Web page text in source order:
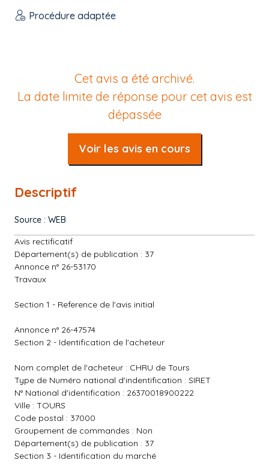
Procédure adaptée
Cet avis a été archivé.
La date limite de réponse pour cet avis est
dépassée
Voir les avis en cours
Descriptif
Source : WEB
Avis rectificatif
Département(s) de publication : 37
Annonce n° 26-53170
Travaux
Section 1 - Reference de l'avis initial
Annonce n° 26-47574
Section 2 - Identification de l'acheteur
Nom complet de l'acheteur : CHRU de Tours
Type de Numéro national d'indentification : SIRET
N° National d'identification : 26370018900222
Ville : TOURS
Code postal : 37000
Groupement de commandes : Non
Département(s) de publication : 37
Section 3 - Identification du marché